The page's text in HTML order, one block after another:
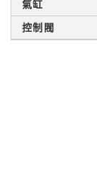
氣缸
控制閥